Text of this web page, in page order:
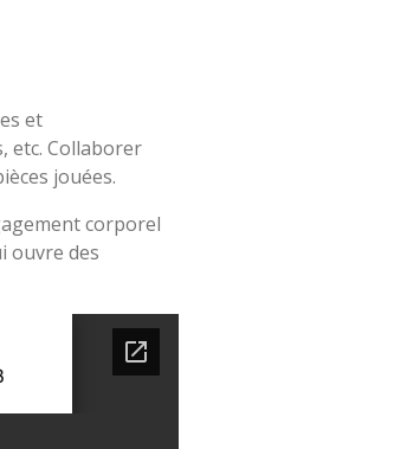
et
etc. Collaborer
jouées.
corporel
ouvre des